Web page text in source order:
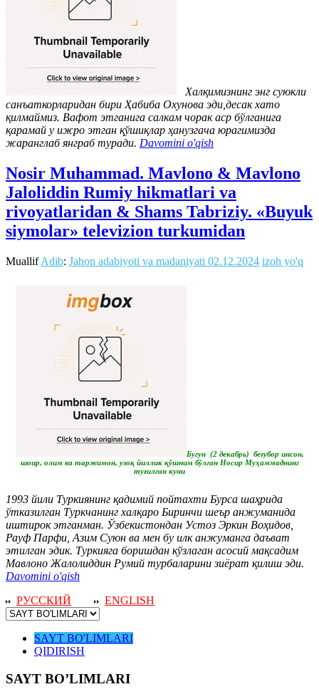
Халқимизнинг энг суюкли
санъаткорларидан бири Ҳабиба Охунова эди,десак хато
қилмаймиз. Вафот этганига салкам чорак аср бўлганига
қарамай у ижро этган қўшиқлар ҳанузгача юрагимизда
жаранглаб янграб туради. Davomini o'qish
Nosir Muhammad. Mavlono & Mavlono
Jaloliddin Rumiy hikmatlari va
rivoyatlaridan & Shams Tabriziy. «Buyuk
siymolar» televizion turkumidan
MuallifAdib: Jahon adabiyoti va madaniyati 02.12.2024 izoh yo'q
Бугун (2 декабрь) беғубор инсон,
шоир, олим ва таржимон, узоқ йиллик қўшним бўлган Носир Муҳаммаднинг
туғилган куни
1993 йили Туркиянинг қадимий пойтахти Бурса шаҳрида
ўтказилган Туркчанинг халқаро Биринчи шеър анжуманида
иштирок этганман. Ўзбекистондан Устоз Эркин Воҳидов,
Рауф Парфи, Азим Суюн ва мен бу илк анжуманга даъват
этилган эдик. Туркияга боришдан кўзлаган асосий мақсадим
Мавлоно Жалолиддин Румий турбаларини зиёрат қилиш эди.
Davomini o'qish
РУССКИЙ
ENGLISH
SAYT BO'LIMLARI
QIDIRISH
SAYT BO’LIMLARI